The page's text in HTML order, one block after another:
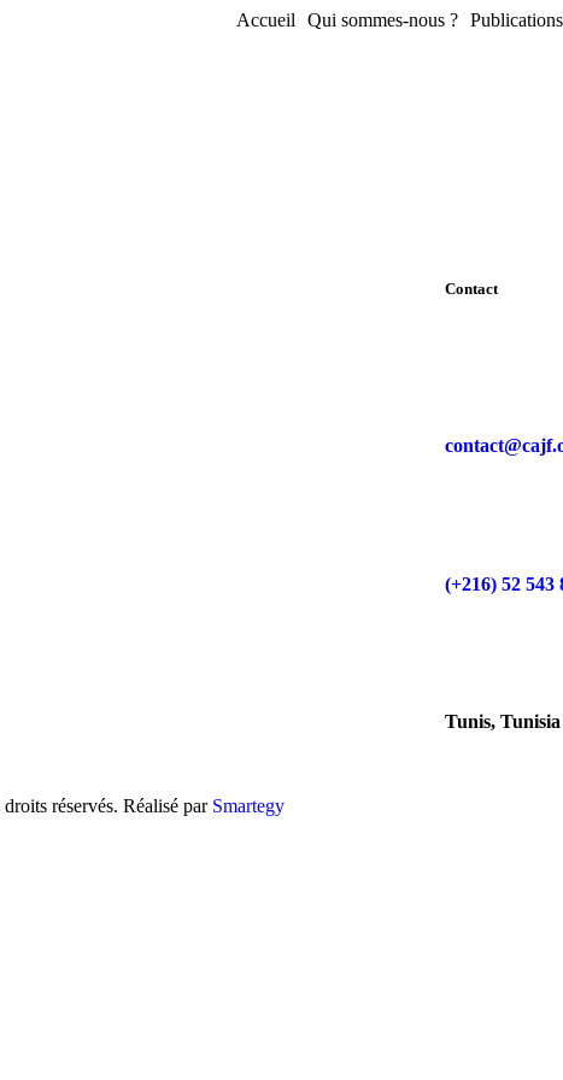
Accueil Qui sommes-nous ? Publications
Contact
(+216) 52 543
Tunis, Tunisia
réservés. Réalisé parSmartegy